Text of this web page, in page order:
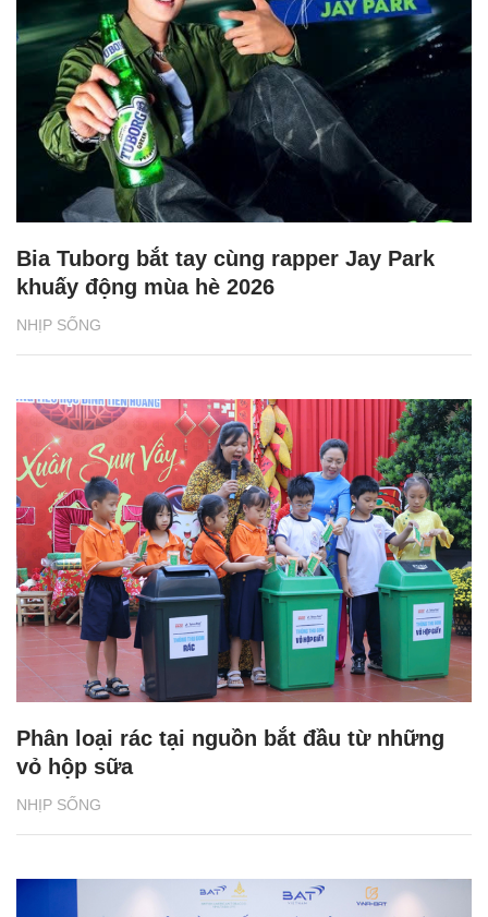
NHỊP SỐNG
Bia Tuborg bắt tay cùng rapper Jay Park
khuấy động mùa hè 2026
NHỊP SỐNG
Phân loại rác tại nguồn bắt đầu từ những
vỏ hộp sữa